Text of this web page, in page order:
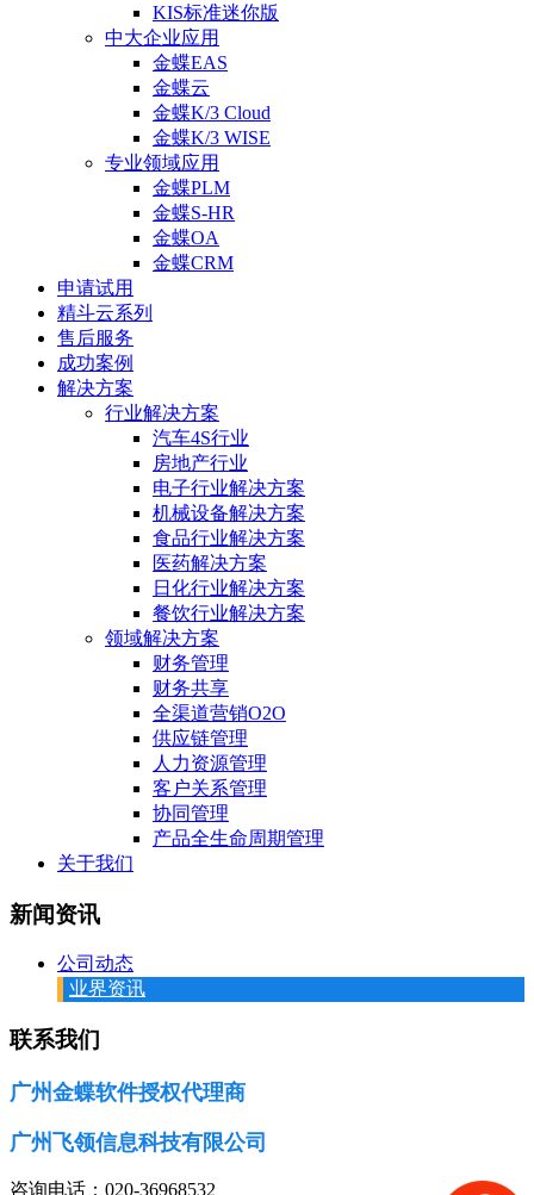
KIS标准迷你版
中大企业应用
金蝶EAS
金蝶云
金蝶K/3 Cloud
金蝶K/3 WISE
专业领域应用
金蝶PLM
金蝶S-HR
金蝶OA
金蝶CRM
申请试用
精斗云系列
售后服务
成功案例
解决方案
行业解决方案
汽车4S行业
房地产行业
电子行业解决方案
机械设备解决方案
食品行业解决方案
医药解决方案
日化行业解决方案
餐饮行业解决方案
领域解决方案
财务管理
财务共享
全渠道营销O2O
供应链管理
人力资源管理
客户关系管理
协同管理
产品全生命周期管理
关于我们
新闻资讯
公司动态
业界资讯
联系我们
广州金蝶软件授权代理商
广州飞领信息科技有限公司
咨询电话：020-36968532